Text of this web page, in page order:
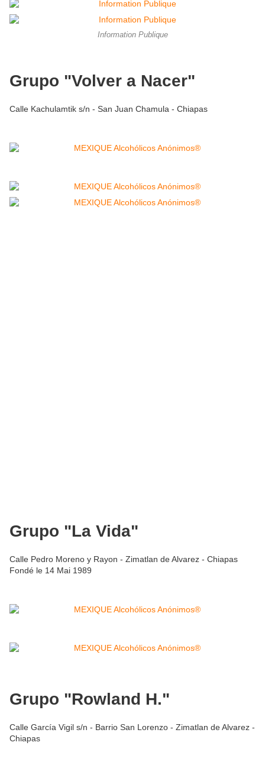
Information Publique
Grupo "Volver a Nacer"
Calle Kachulamtik s/n - San Juan Chamula - Chiapas
Grupo "La Vida"
Calle Pedro Moreno y Rayon - Zimatlan de Alvarez - Chiapas
Fondé le 14 Mai 1989
Grupo "Rowland H."
Calle García Vigil s/n - Barrio San Lorenzo - Zimatlan de Alvarez -
Chiapas